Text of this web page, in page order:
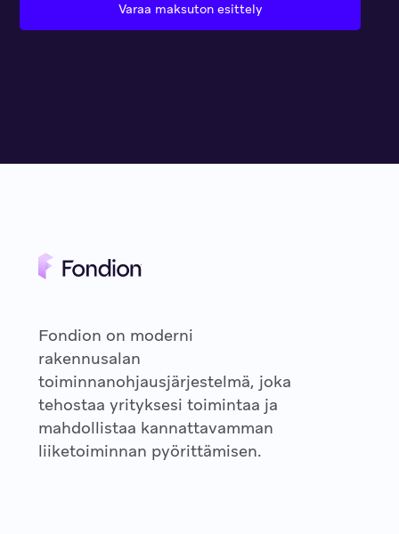
Varaa maksuton esittely
Fondion on moderni
rakennusalan
toiminnanohjausjärjestelmä, joka
tehostaa yrityksesi toimintaa ja
mahdollistaa kannattavamman
liiketoiminnan pyörittämisen.